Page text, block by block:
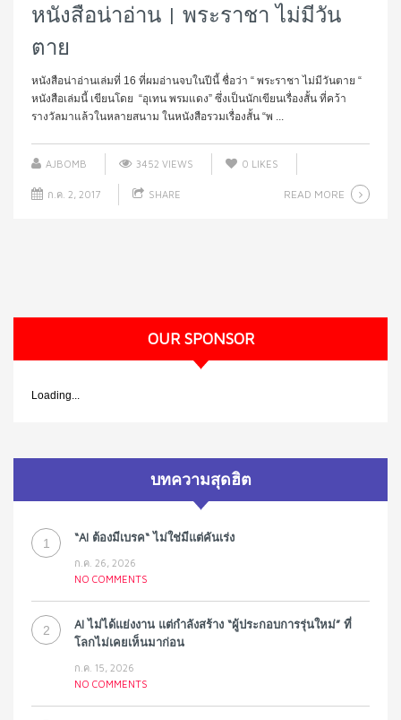
หนังสือน่าอ่าน | พระราชา ไม่มีวัน
ตาย
หนังสือน่าอ่านเล่มที่ 16 ที่ผมอ่านจบในปีนี้ ชื่อว่า “ พระราชา ไม่มีวันตาย “
หนังสือเล่มนี้ เขียนโดย “อุเทน พรมแดง” ซึ่งเป็นนักเขียนเรื่องสั้น ที่คว้า
รางวัลมาแล้วในหลายสนาม ในหนังสือรวมเรื่องสั้น “พ ...
AJBOMB 3452 VIEWS 0 LIKES
ก.ค. 2, 2017 SHARE READ MORE
OUR SPONSOR
Loading...
บทความสุดฮิต
1 “AI ต้องมีเบรค“ ไม่ใช่มีแต่คันเร่ง
ก.ค. 26, 2026
NO COMMENTS
2
AI ไม่ได้แย่งงาน แต่กำลังสร้าง “ผู้ประกอบการรุ่นใหม่” ที่
โลกไม่เคยเห็นมาก่อน
ก.ค. 15, 2026
NO COMMENTS